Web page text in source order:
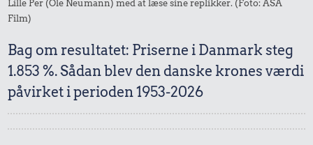
Lille Per (Ole Neumann) med at læse sine replikker. (Foto: ASA
Film)
Bag om resultatet: Priserne i Danmark steg
1.853 %. Sådan blev den danske krones værdi
påvirket i perioden 1953-2026